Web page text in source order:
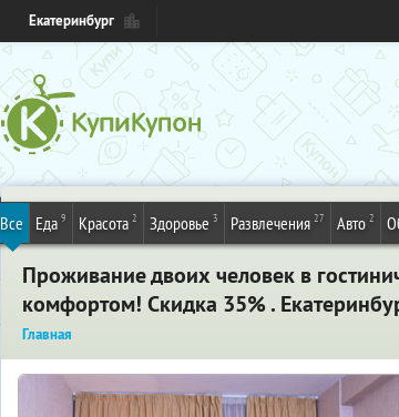
Екатеринбург
Все Еда 9 Красота 2 Здоровье 3 Развлечения 27 Авто 2
Проживание двоих человек в
комфортом! Скидка 35% .
Главная